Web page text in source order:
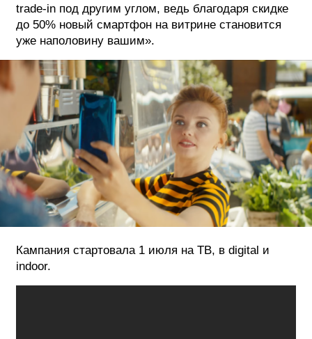
trade-in под другим углом, ведь благодаря скидке
до 50% новый смартфон на витрине становится
уже наполовину вашим».
Кампания стартовала 1 июля на ТВ, в digital и
indoor.